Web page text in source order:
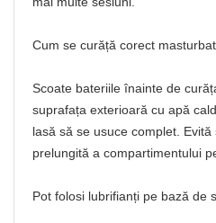
Cum se curăță corect
Scoate bateriile înainte de
suprafața exterioară cu apă
lasă să se usuce complet.
prelungită a compartimentului
Pot folosi lubrifianți pe bază de